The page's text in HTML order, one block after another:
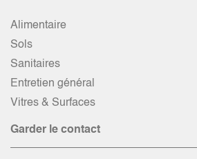
Alimentaire
Sols
Sanitaires
Entretien général
Vitres & Surfaces
Garder le contact